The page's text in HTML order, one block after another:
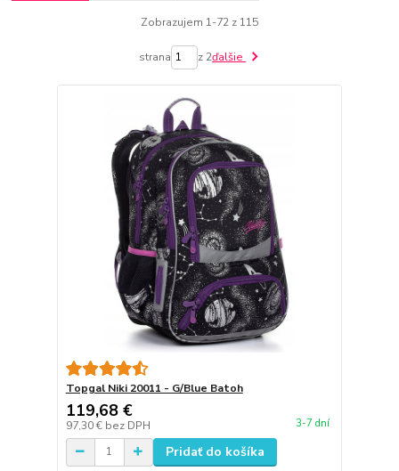
Zobrazujem 1-72 z 115
strana z 2ďalšie
Topgal Niki 20011 - G/Blue Batoh
119,68 €
97,30 € bez DPH 3-7 dní
Pridať do košíka